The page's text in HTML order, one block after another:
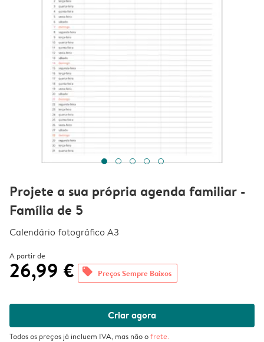
Projete a sua própria agenda familiar -
Família de 5
Calendário fotográfico A3
A partir de
26,99 € offers Preços Sempre Baixos
Criar agora
Todos os preços já incluem IVA, mas não ofrete.